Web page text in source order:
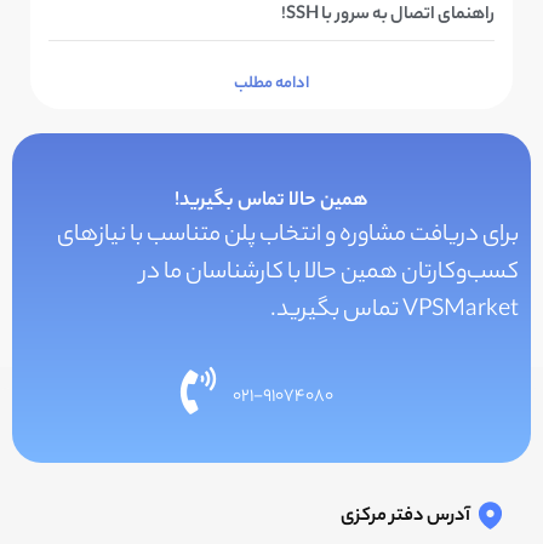
راهنمای اتصال به سرور با SSH!
ادامه مطلب
همین حالا تماس بگیرید!
برای دریافت مشاوره و انتخاب پلن متناسب با نیازهای
کسب‌و‌کارتان همین حالا با کارشناسان ما در
VPSMarket تماس بگیرید.
۰۲۱-۹۱۰۷۴۰۸۰
آدرس دفتر مرکزی